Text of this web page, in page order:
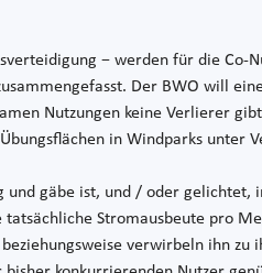
− werden für die Co-
Der BWO will
Nutzungen keine Verlierer
in Windparks unter
gäbe ist, und / oder gelichtet,
Stromausbeute pro
verwirbeln ihn zu